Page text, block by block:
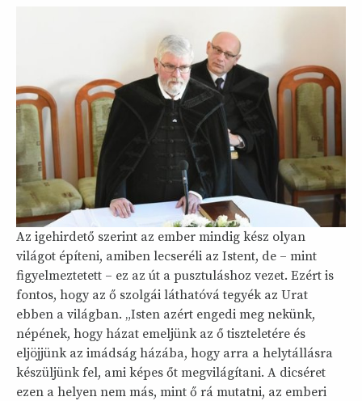
Az igehirdető szerint az ember mindig kész olyan
világot építeni, amiben lecseréli az Istent, de – mint
figyelmeztetett – ez az út a pusztuláshoz vezet. Ezért is
fontos, hogy az ő szolgái láthatóvá tegyék az Urat
ebben a világban. „Isten azért engedi meg nekünk,
népének, hogy házat emeljünk az ő tiszteletére és
eljöjjünk az imádság házába, hogy arra a helytállásra
készüljünk fel, ami képes őt megvilágítani. A dicséret
ezen a helyen nem más, mint ő rá mutatni, az emberi